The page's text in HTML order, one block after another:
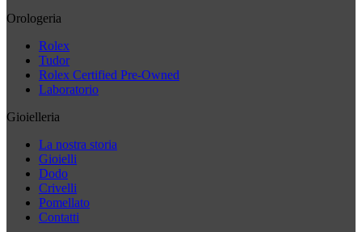
Orologeria
Rolex
Tudor
Rolex Certified Pre-Owned
Laboratorio
Gioielleria
La nostra storia
Gioielli
Dodo
Crivelli
Pomellato
Contatti